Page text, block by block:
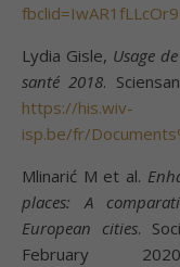
Lydia Gisle, Usage
santé 2018.
https://his.wiv-
isp.be/fr/
Mlinarić M et al.
places: A
European cities.
February